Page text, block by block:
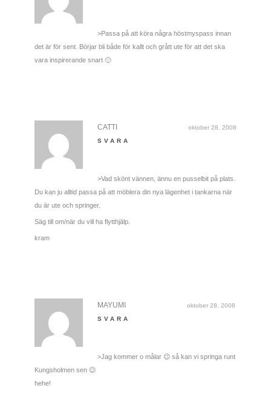
>Passa på att köra några höstmyspass innan
det är för sent. Börjar bli både för kallt och grått ute för att det ska
vara inspirerande snart 🙂
oktober 28, 2008
CATTI
SVARA
>Vad skönt vännen, ännu en pusselbit på plats.
Du kan ju alltid passa på att möblera din nya lägenhet i tankarna när
du är ute och springer.
Säg till om/när du vill ha flytthjälp.
kram
oktober 28, 2008
MAYUMI
SVARA
>Jag kommer o målar 😉 så kan vi springa runt
Kungsholmen sen 😉
hehe!